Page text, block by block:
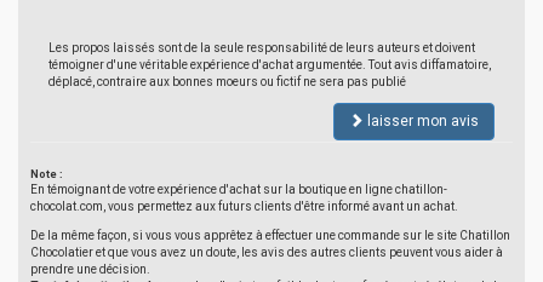
Les propos laissés sont de la seule responsabilité de leurs auteurs et doivent
témoigner d'une véritable expérience d'achat argumentée. Tout avis diffamatoire,
déplacé, contraire aux bonnes moeurs ou fictif ne sera pas publié
laisser mon avis
Note :
En témoignant de votre expérience d'achat sur la boutique en ligne chatillon-
chocolat.com, vous permettez aux futurs clients d'être informé avant un achat.
De la même façon, si vous vous apprêtez à effectuer une commande sur le site Chatillon
Chocolatier et que vous avez un doute, les avis des autres clients peuvent vous aider à
prendre une décision.